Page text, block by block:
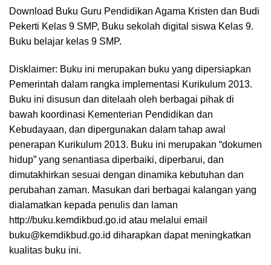
Download Buku Guru Pendidikan Agama Kristen dan Budi
Pekerti Kelas 9 SMP, Buku sekolah digital siswa Kelas 9.
Buku belajar kelas 9 SMP.
Disklaimer: Buku ini merupakan buku yang dipersiapkan
Pemerintah dalam rangka implementasi Kurikulum 2013.
Buku ini disusun dan ditelaah oleh berbagai pihak di
bawah koordinasi Kementerian Pendidikan dan
Kebudayaan, dan dipergunakan dalam tahap awal
penerapan Kurikulum 2013. Buku ini merupakan “dokumen
hidup” yang senantiasa diperbaiki, diperbarui, dan
dimutakhirkan sesuai dengan dinamika kebutuhan dan
perubahan zaman. Masukan dari berbagai kalangan yang
dialamatkan kepada penulis dan laman
http://buku.kemdikbud.go.id atau melalui email
buku@kemdikbud.go.id diharapkan dapat meningkatkan
kualitas buku ini.